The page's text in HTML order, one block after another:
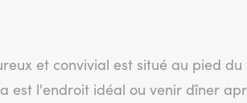
et convivial est situé au pied
est l'endroit idéal ou venir dîner